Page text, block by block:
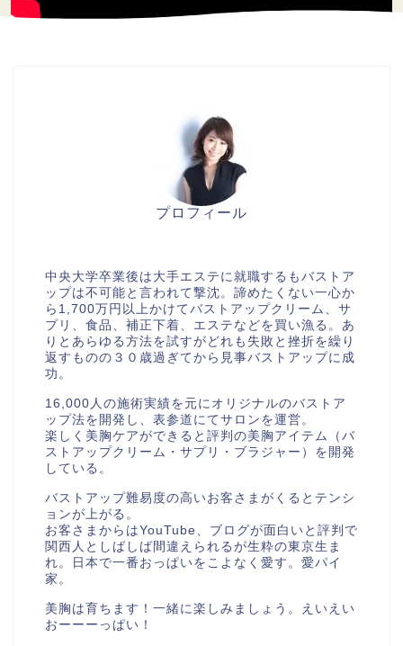
プロフィール
中央大学卒業後は大手エステに就職するもバストア
ップは不可能と言われて撃沈。諦めたくない一心か
ら1,700万円以上かけてバストアップクリーム、サ
プリ、食品、補正下着、エステなどを買い漁る。あ
りとあらゆる方法を試すがどれも失敗と挫折を繰り
返すものの３０歳過ぎてから見事バストアップに成
功。
16,000人の施術実績を元にオリジナルのバストア
ップ法を開発し、表参道にてサロンを運営。
楽しく美胸ケアができると評判の美胸アイテム（バ
ストアップクリーム・サプリ・ブラジャー）を開発
している。
バストアップ難易度の高いお客さまがくるとテンシ
ョンが上がる。
お客さまからはYouTube、ブログが面白いと評判で
関西人としばしば間違えられるが生粋の東京生ま
れ。日本で一番おっぱいをこよなく愛す。愛パイ
家。
美胸は育ちます！一緒に楽しみましょう。えいえい
おーーーっぱい！